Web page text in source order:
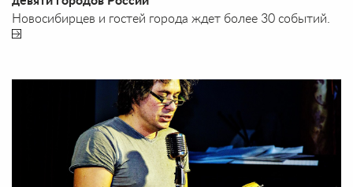
Новосибирцев и гостей города ждет более 30 событий.